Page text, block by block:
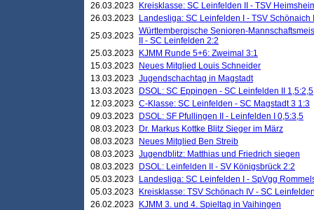
26.03.2023
Kreisklasse: SC Leinfelden II - TSV
26.03.2023
Landesliga: SC Leinfelden I - TSV Schönaich
25.03.2023 Württembergische Senioren-
II - SC Leinfelden 2:2
25.03.2023
KJMM Runde 5+6: Zweimal 3:1
15.03.2023
Neues Mitglied Louis Schneider
13.03.2023 Jugendschachtag in Magstadt
13.03.2023
DSOL: SC Eppingen - SC Leinfelden II 1,5:2,5
12.03.2023 C-Klasse: SC Leinfelden - SC Magstadt 3 1:3
09.03.2023
DSOL: SF Pfullingen II - Leinfelden I 0,5:3,5
08.03.2023
Dr. Markus Kottke Blitz Sieger im März
08.03.2023
Neues Mitglied Ben Streib
08.03.2023 Jugendblitz: Matthias und Friedrich siegen
08.03.2023
DSOL: Leinfelden II - SV Königsbrück 2:2
05.03.2023
Landesliga: SC Leinfelden I - SpVgg
05.03.2023
Kreisklasse: TSV Schönach IV - SC
26.02.2023
KJMM 3. und 4. Spieltag in Vaihingen